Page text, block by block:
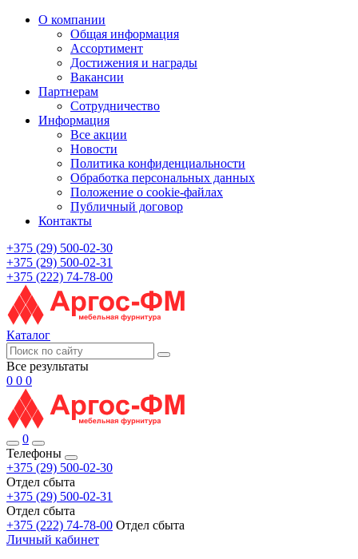
О компании
Общая информация
Ассортимент
Достижения и награды
Вакансии
Партнерам
Сотрудничество
Информация
Все акции
Новости
Политика конфиденциальности
Обработка персональных данных
Положение о cookie-файлах
Публичный договор
Контакты
+375 (29) 500-02-30
+375 (29) 500-02-31
+375 (222) 74-78-00
Каталог
Все результаты
0 0 0
0
Телефоны
+375 (29) 500-02-30
Отдел сбыта
+375 (29) 500-02-31
Отдел сбыта
+375 (222) 74-78-00 Отдел сбыта
Личный кабинет